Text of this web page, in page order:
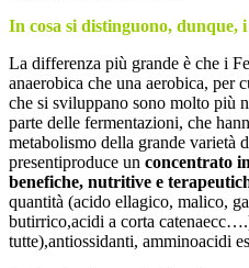
In cosa si distinguono,
La differenza più grande è che i
anaerobica che una aerobica, per
che si sviluppano sono molto più
parte delle fermentazioni, che
metabolismo della grande varietà
presentiproduce un concentrato
benefiche, nutritive e
quantità (acido ellagico, malico,
butirrico,acidi a corta
tutte),antiossidanti, amminoacidi